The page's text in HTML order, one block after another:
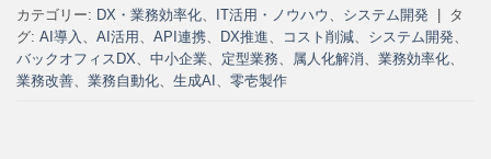
カテゴリー: DX・業務効率化 IT活用・ノウハウ システム開発 |
タ
グ: AI導入 AI活用 API連携 DX推進 コスト削減 システム開発
バックオフィスDX
中小企業 定型業務 属人化解消 業務効率化
業務改善
業務自動化 生成AI 零壱製作